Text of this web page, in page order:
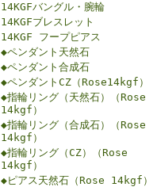
14KGFバングル・腕輪
14KGFブレスレット
14KGF フープピアス
◆ペンダント天然石
◆ペンダント合成石
◆ペンダントCZ（Rose14kgf）
◆指輪リング（天然石）（Rose
14kgf）
◆指輪リング（合成石）（Rose
14kgf）
◆指輪リング（CZ）（Rose
14kgf）
◆ピアス天然石（Rose 14kgf）